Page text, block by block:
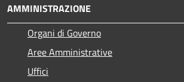
AMMINISTRAZIONE
Organi di Governo
Aree Amministrative
Uffici